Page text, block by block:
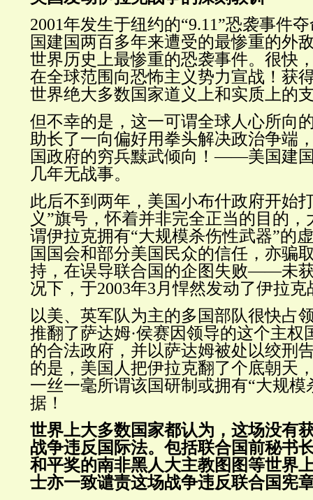
2001年发生于纽约的“9.11”恐袭事件
国建国两百多年来遭受的最惨重的外
世界历史上最惨重的恐袭事件。很快
在全球范围向恐怖主义势力宣战！获
世界绝大多数国家道义上和实质上的
但不幸的是，这一可谓全球人心所向
助长了一向偏好用拳头解决政治争端
国政府的穷兵黩武倾向！——美国建
几年无战事。
此后不到两年，美国小布什政府开始
义”旗号，怀着并非完全正当的目的
谓伊拉克拥有“大规模杀伤性武器”的
国国会和部分美国民众的信任，亦骗
持，在误导联合国的企图失败——未
况下，于2003年3月悍然发动了伊拉克
以美、英军队为主的多国部队很快占
推翻了萨达姆·侯赛因领导的这个主权
的合法政府，并以萨达姆被处以绞刑
的是，美国人把伊拉克翻了个底朝天
一丝一毫所谓该国研制或拥有“大规模
据！
世界上大多数国家都认为，这场没有
战争违反国际法。包括联合国前秘书
和平奖的南非黑人大主教图图等世界
士亦一致谴责这场战争违反联合国宪